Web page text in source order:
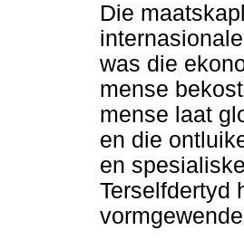
Die
was die
mense
mense laat
en die
en
Terselfdertyd